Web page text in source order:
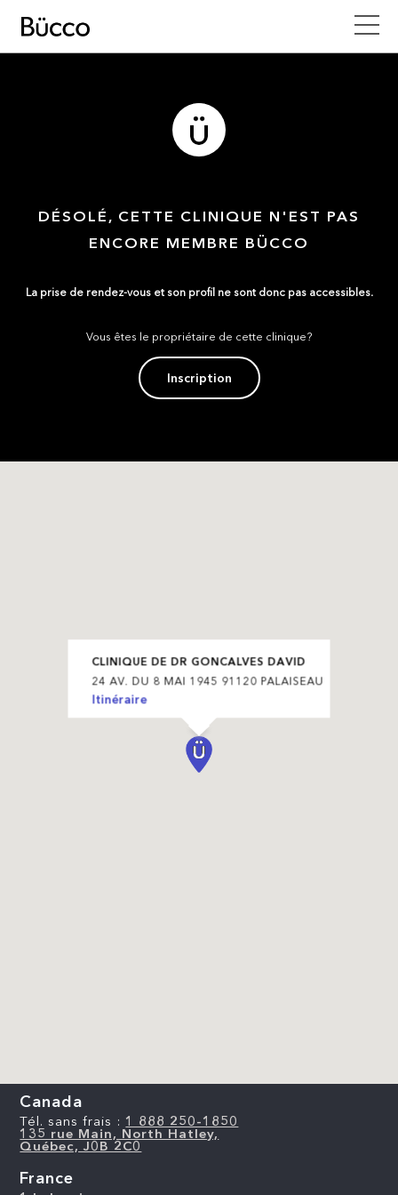
DÉSOLÉ, CETTE CLINIQUE N'EST PAS
ENCORE MEMBRE BÜCCO
La prise de rendez-vous et son profil ne sont donc pas accessibles.
Vous êtes le propriétaire de cette clinique?
Inscription
CLINIQUE DE DR GONCALVES DAVID
24 AV. DU 8 MAI 1945 91120 PALAISEAU
Itinéraire
Canada
Tél. sans frais : 1 888 250-1850
135 rue Main, North Hatley,
Québec, J0B 2C0
France